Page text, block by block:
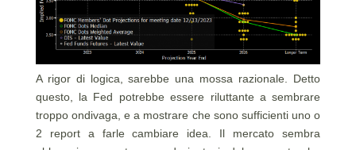
A rigor di logica, sarebbe una mossa razionale. Detto
questo, la Fed potrebbe essere riluttante a sembrare
troppo ondivaga, e a mostrare che sono sufficienti uno o
2 report a farle cambiare idea. Il mercato sembra